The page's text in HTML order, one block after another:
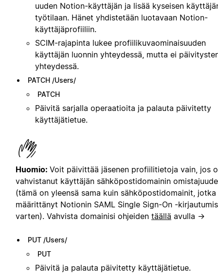
uuden Notion-käyttäjän ja lisää kyseisen
työtilaan. Hänet yhdistetään luotavaan Notion-
käyttäjäprofiiliin.
SCIM-rajapinta lukee profiilikuvaominaisuuden
käyttäjän luonnin yhteydessä, mutta ei
yhteydessä.
PATCH /Users/
PATCH
Päivitä sarjalla operaatioita ja palauta päivitetty
käyttäjätietue.
Huomio: Voit päivittää jäsenen profiilitietoja vain, jos
vahvistanut käyttäjän sähköpostidomainin
(tämä on yleensä sama kuin sähköpostidomainit,
määrittänyt Notionin SAML Single Sign-On -
varten). Vahvista domainisi ohjeiden täällä avulla →
PUT /Users/
PUT
Päivitä ja palauta päivitetty käyttäjätietue.